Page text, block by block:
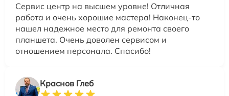
Сервис центр на высшем уровне! Отличная
работа и очень хорошие мастера! Наконец-то
нашел надежное место для ремонта своего
планшета. Очень доволен сервисом и
отношением персонала. Спасибо!
Краснов Глеб